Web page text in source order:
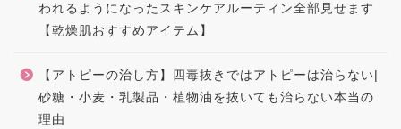
われるようになったスキンケアルーティン全部見せます
【乾燥肌おすすめアイテム】
【アトピーの治し方】四毒抜きではアトピーは治らない|
砂糖・小麦・乳製品・植物油を抜いても治らない本当の
理由